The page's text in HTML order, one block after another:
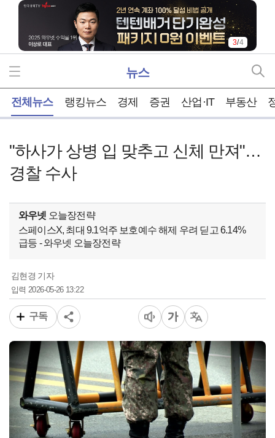
3/4
뉴스
전체뉴스 랭킹뉴스 경제 증권 산업·IT 부동산
"하사가 상병 입 맞추고 신체 만져"…
경찰 수사
와우넷 오늘장전략
스페이스X, 최대 9.1억주 보호예수 해제 우려 딛고 6.14%
급등 - 와우넷 오늘장전략
김현경 기자
입력 2026-05-26 13:22
구독